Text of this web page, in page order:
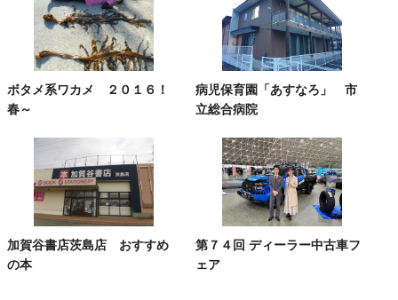
ボタメ系ワカメ ２０１６！
春～
病児保育園「あすなろ」 市
立総合病院
加賀谷書店茨島店 おすすめ
の本
第７４回 ディーラー中古車フ
ェア